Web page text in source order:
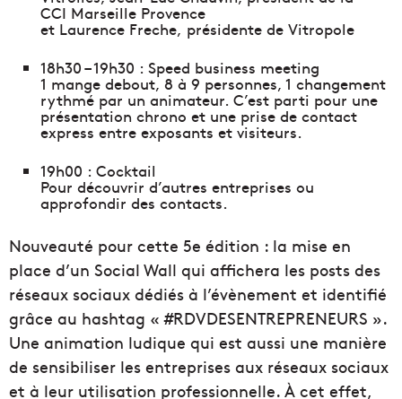
CCI Marseille Provence
et Laurence Freche, présidente de Vitropole
18h30 – 19h30 : Speed business meeting
1 mange debout, 8 à 9 personnes, 1 changement
rythmé par un animateur. C’est parti pour une
présentation chrono et une prise de contact
express entre exposants et visiteurs.
19h00 : Cocktail
Pour découvrir d’autres entreprises ou
approfondir des contacts.
Nouveauté pour cette 5e édition : la mise en
place d’un Social Wall qui affichera les posts des
réseaux sociaux dédiés à l’évènement et identifié
grâce au hashtag « #RDVDESENTREPRENEURS ».
Une animation ludique qui est aussi une manière
de sensibiliser les entreprises aux réseaux sociaux
et à leur utilisation professionnelle. À cet effet,